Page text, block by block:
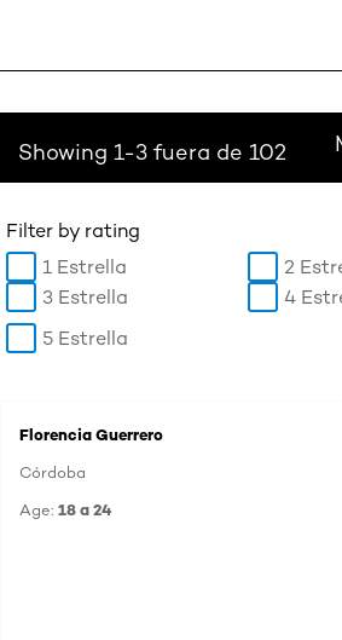
Showing 1-3 fuera de 102
Filter by rating
1 Estrella
2
3 Estrella
4
5 Estrella
Florencia Guerrero
Córdoba
Age: 18 a 24